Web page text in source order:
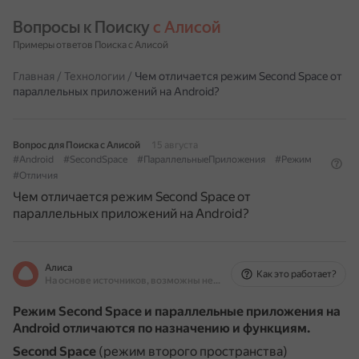
Вопросы к Поиску с Алисой
Примеры ответов Поиска с Алисой
Главная / Технологии / Чем отличается режим Second Space от
параллельных приложений на Android?
Вопрос для Поиска с Алисой
15 августа
#Android
#SecondSpace #ПараллельныеПриложения
#Режим
#Отличия
Чем отличается режим Second Space от
параллельных приложений на Android?
Алиса
На основе источников, возможны неточности
Как это работает?
Режим Second Space и параллельные приложения на
Android отличаются по назначению и функциям.
Second Space (режим второго пространства)